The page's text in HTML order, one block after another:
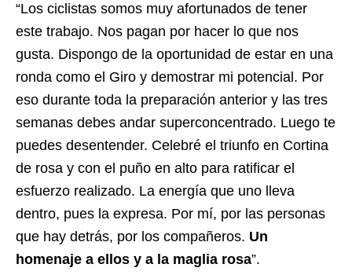
“Los ciclistas somos muy afortunados de tener
este trabajo. Nos pagan por hacer lo que nos
gusta. Dispongo de la oportunidad de estar en una
ronda como el Giro y demostrar mi potencial. Por
eso durante toda la preparación anterior y las tres
semanas debes andar superconcentrado. Luego te
puedes desentender. Celebré el triunfo en Cortina
de rosa y con el puño en alto para ratificar el
esfuerzo realizado. La energía que uno lleva
dentro, pues la expresa. Por mí, por las personas
que hay detrás, por los compañeros. Un
homenaje a ellos y a la maglia rosa”.